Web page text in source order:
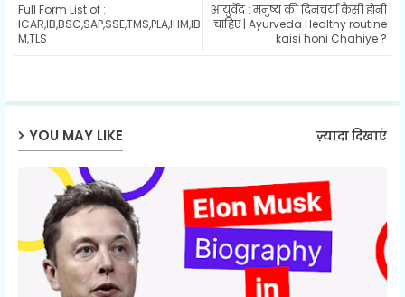
ats
आयुर्वेद : मनुष्य की दिनचर्या कैसी होनी
चाहिए | Ayurveda Healthy routine
kaisi honi Chahiye ?
Full Form List of :
ICAR,IB,BSC,SAP,SSE,TMS,PLA,IHM,IB
M,TLS
YOU MAY LIKE ज़्यादा दिखाएं